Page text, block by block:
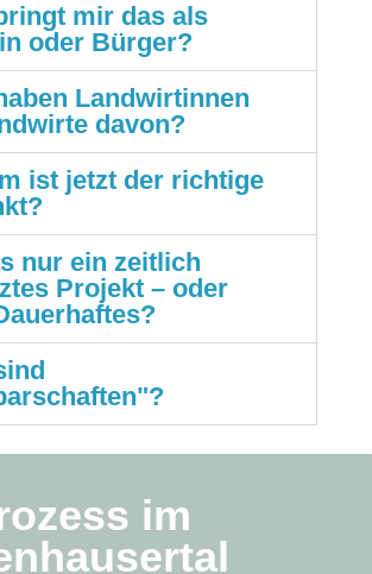
mir das als
oder Bürger?
Landwirtinnen
davon?
ist jetzt der richtige
nur ein zeitlich
Projekt – oder
im